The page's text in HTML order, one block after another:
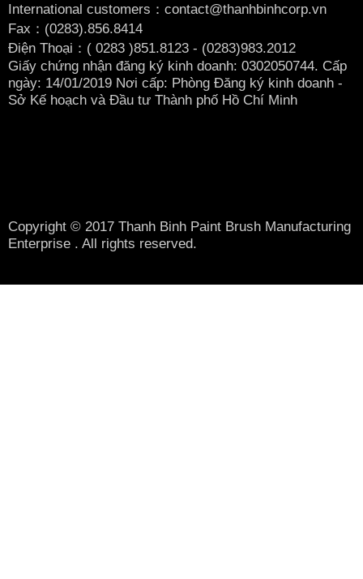
International customers：contact@thanhbinhcorp.vn
Fax：(0283).856.8414
Điện Thoại：( 0283 )851.8123 - (0283)983.2012
Giấy chứng nhận đăng ký kinh doanh: 0302050744. Cấp
ngày: 14/01/2019 Nơi cấp: Phòng Đăng ký kinh doanh -
Sở Kế hoạch và Đầu tư Thành phố Hồ Chí Minh
Copyright © 2017 Thanh Binh Paint Brush Manufacturing
Enterprise . All rights reserved.